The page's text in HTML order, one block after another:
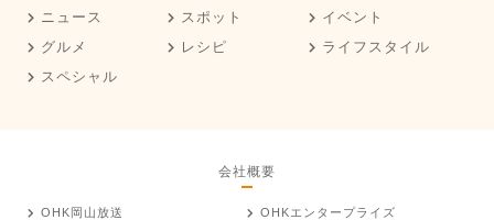
ニュース スポット
イベント
グルメ
レシピ
ライフスタイル
スペシャル
会社概要
OHK岡山放送
OHKエンタープライズ